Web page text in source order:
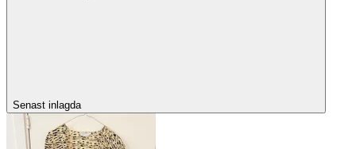
Senast inlagda